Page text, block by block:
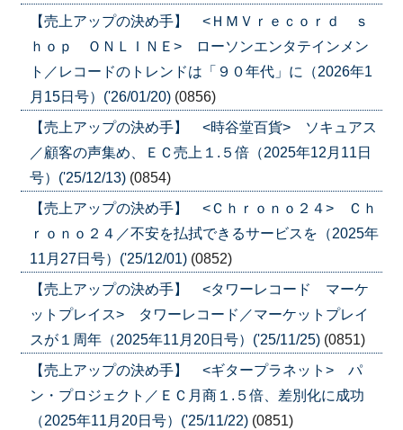
【売上アップの決め手】 <ＨＭＶｒｅｃｏｒｄ ｓ
ｈｏｐ ＯＮＬＩＮＥ> ローソンエンタテインメン
ト／レコードのトレンドは「９０年代」に（2026年1
月15日号）('26/01/20) (0856)
【売上アップの決め手】 <時谷堂百貨> ソキュアス
／顧客の声集め、ＥＣ売上１.５倍（2025年12月11日
号）('25/12/13) (0854)
【売上アップの決め手】 <Ｃｈｒｏｎｏ２４> Ｃｈ
ｒｏｎｏ２４／不安を払拭できるサービスを（2025年
11月27日号）('25/12/01) (0852)
【売上アップの決め手】 <タワーレコード マーケ
ットプレイス> タワーレコード／マーケットプレイ
スが１周年（2025年11月20日号）('25/11/25) (0851)
【売上アップの決め手】 <ギタープラネット> パ
ン・プロジェクト／ＥＣ月商１.５倍、差別化に成功
（2025年11月20日号）('25/11/22) (0851)